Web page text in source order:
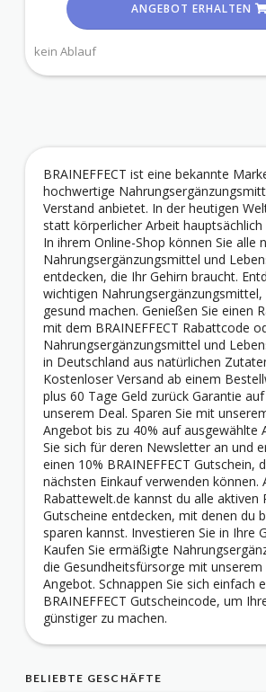
ANGEBOT ERHALTEN
kein Ablauf
BRAINEFFECT ist eine bekannte
hochwertige
Verstand anbietet. In der heutigen
statt körperlicher Arbeit hauptsächlich
In ihrem Online-Shop können Sie alle
Nahrungsergänzungsmittel und
entdecken, die Ihr Gehirn braucht.
wichtigen Nahrungsergänzungsmittel,
gesund machen. Genießen Sie einen
mit dem BRAINEFFECT Rabattcode
Nahrungsergänzungsmittel und
in Deutschland aus natürlichen
Kostenloser Versand ab einem
plus 60 Tage Geld zurück Garantie
unserem Deal. Sparen Sie mit
Angebot bis zu 40% auf ausgewählte
Sie sich für deren Newsletter an und
einen 10% BRAINEFFECT Gutschein,
nächsten Einkauf verwenden können.
Rabattewelt.de kannst du alle aktiven
Gutscheine entdecken, mit denen du
sparen kannst. Investieren Sie in Ihre
Kaufen Sie ermäßigte
die Gesundheitsfürsorge mit unserem
Angebot. Schnappen Sie sich einfach
BRAINEFFECT Gutscheincode, um
günstiger zu machen.
BELIEBTE GESCHÄFTE